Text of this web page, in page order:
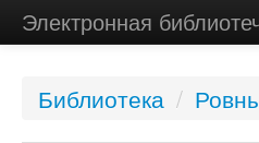
Электронная
Библиотека /